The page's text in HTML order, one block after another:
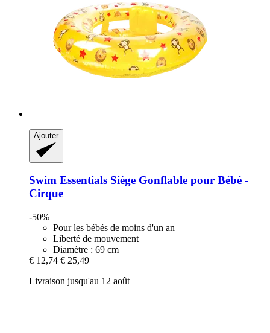
Ajouter
Swim Essentials Siège Gonflable pour Bébé -​
Cirque
-50%
Pour les bébés de moins d'un an
Liberté de mouvement
Diamètre : 69 cm
€ 12,74 € 25,49
Livraison jusqu'au 12 août